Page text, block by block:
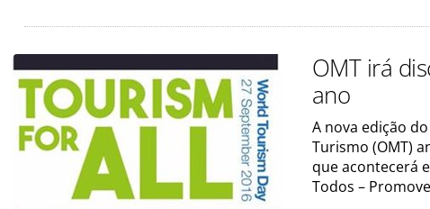
OMT irá
ano
A nova edição
Turismo (OMT)
que acontecerá
Todos –